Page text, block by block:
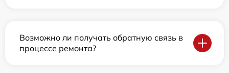
Возможно ли получать обратную связь в
процессе ремонта?